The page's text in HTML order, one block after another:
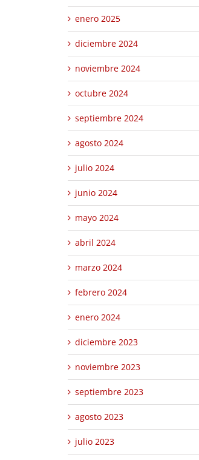
enero 2025
diciembre 2024
noviembre 2024
octubre 2024
septiembre 2024
agosto 2024
julio 2024
junio 2024
mayo 2024
abril 2024
marzo 2024
febrero 2024
enero 2024
diciembre 2023
noviembre 2023
septiembre 2023
agosto 2023
julio 2023